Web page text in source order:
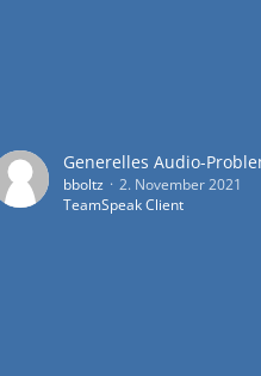
Generelles Audio-
bboltz
2. November 2021
TeamSpeak Client